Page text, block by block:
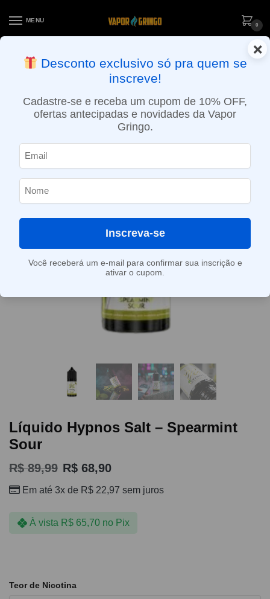
MENU
0
ENTREGA NO MESMO DIA EM SÃO PAULO (SEG A SEX): PEDIDOS
APROVADOS ATÉ 15:30 VIA MOTOBOY
Líquido Hypnos Salt – Spearmint
Sour
R$89,99 R$ 68,90
Em até 3x de R$ 22,97 sem juros
À vista R$65,70 no Pix
Teor de Nicotina
×
Desconto exclusivo só pra quem se
inscreve!
Cadastre-se e receba um cupom de 10% OFF,
ofertas antecipadas e novidades da Vapor
Gringo.
Inscreva-se
Você receberá um e-mail para confirmar sua inscrição e
ativar o cupom.